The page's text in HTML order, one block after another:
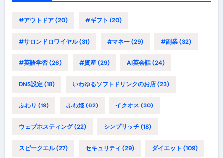
#アウトドア(20) #ギフト (20)
#サロンドロワイヤル(31) #マネー(29) #副業(32)
#英語学習(26) #資産(29) AI英会話(24)
DNS設定(18) いわゆるソフトドリンクのお店(23)
ふわり (19) ふわ姫(62) イクオス (30)
ウェブホスティング(22) シンプリッチ(18)
スピークエル(27) セキュリティ (29) ダイエット (109)